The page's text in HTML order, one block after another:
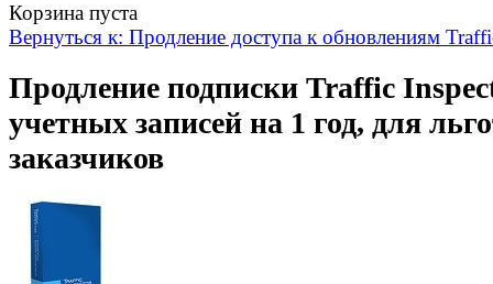
Корзина пуста
Вернуться к: Продление доступа к обновлениям
Продление подписки Traffic
учетных записей на 1 год, для
заказчиков